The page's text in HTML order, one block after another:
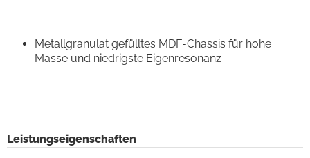
Metallgranulat gefülltes MDF-Chassis für hohe
Masse und niedrigste Eigenresonanz
Leistungseigenschaften